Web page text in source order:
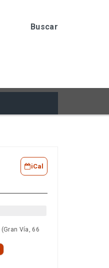
Buscar
iCal
(Gran Vía, 66